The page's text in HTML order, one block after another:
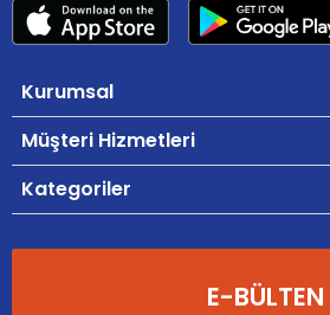
Kurumsal
Müşteri Hizmetleri
Kategoriler
E-BÜLTEN